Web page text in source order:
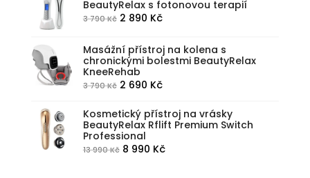
2
390 Kč.
1
690 Kč.
BeautyRelax s fotonovou terapií
3 790Kč Původní
byla:
3
790 Kč.
2 890 KčAktuální
je:
2
890 Kč.
Masážní přístroj na kolena s
chronickými bolestmi BeautyRelax
KneeRehab
3 790Kč Původní
byla:
3
790 Kč.
2 690 KčAktuální
je:
2
690 Kč.
Kosmetický přístroj na vrásky
BeautyRelax Rflift Premium Switch
Professional
13 990Kč Původní
8 990 KčAktuální